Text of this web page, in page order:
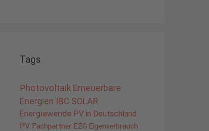
Tags
Photovoltaik Erneuerbare
Energien IBC SOLAR
Energiewende PV in Deutschland
PV Fachpartner EEG Eigenverbrauch